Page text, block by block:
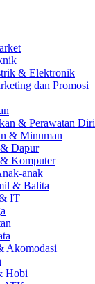
& Elektronik
dan Promosi
& Perawatan Diri
& Minuman
Dapur
Komputer
anak
& Balita
IT
Akomodasi
Hobi